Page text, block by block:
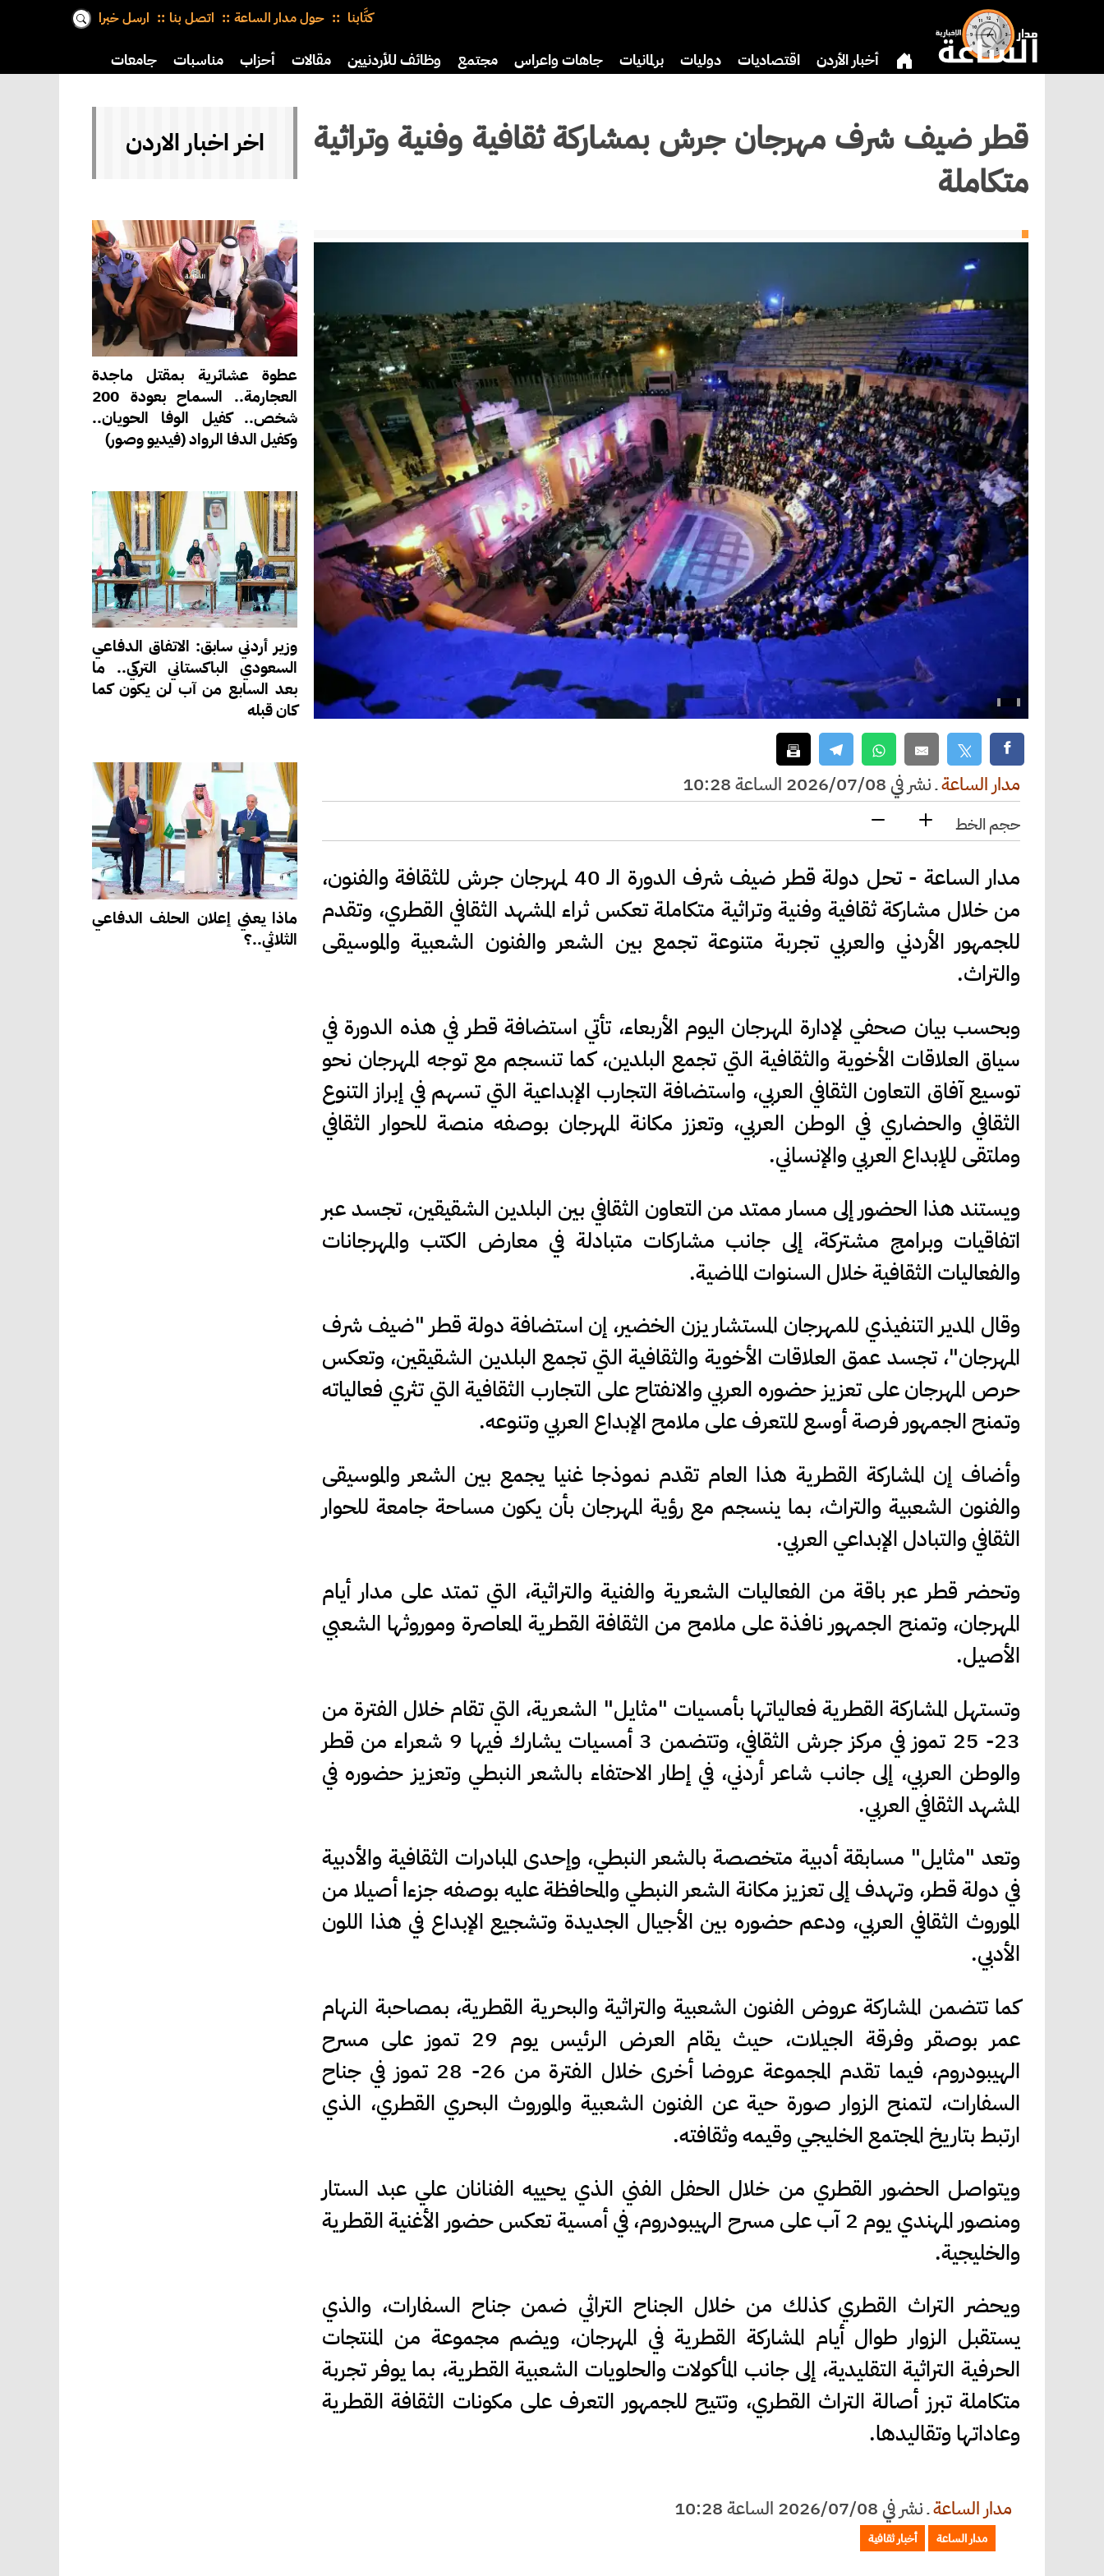
كتَّابنا حول مدار الساعة اتصل بنا ارسل خبرا
أخبار الأردن اقتصاديات دوليات برلمانيات جاهات واعراس مجتمع وظائف للأردنيين مقالات أحزاب مناسبات جامعات
قطر ضيف شرف مهرجان جرش بمشاركة ثقافية وفنية وتراثية
متكاملة
مدار الساعةـنشر في 2026/07/08 الساعة 10:28
حجم الخط
مدار الساعة - تحل دولة قطر ضيف شرف الدورة الـ 40 لمهرجان جرش للثقافة والفنون،
من خلال مشاركة ثقافية وفنية وتراثية متكاملة تعكس ثراء المشهد الثقافي القطري، وتقدم
للجمهور الأردني والعربي تجربة متنوعة تجمع بين الشعر والفنون الشعبية والموسيقى
والتراث.
وبحسب بيان صحفي لإدارة المهرجان اليوم الأربعاء، تأتي استضافة قطر في هذه الدورة في
سياق العلاقات الأخوية والثقافية التي تجمع البلدين، كما تنسجم مع توجه المهرجان نحو
توسيع آفاق التعاون الثقافي العربي، واستضافة التجارب الإبداعية التي تسهم في إبراز التنوع
الثقافي والحضاري في الوطن العربي، وتعزز مكانة المهرجان بوصفه منصة للحوار الثقافي
وملتقى للإبداع العربي والإنساني.
ويستند هذا الحضور إلى مسار ممتد من التعاون الثقافي بين البلدين الشقيقين، تجسد عبر
اتفاقيات وبرامج مشتركة، إلى جانب مشاركات متبادلة في معارض الكتب والمهرجانات
والفعاليات الثقافية خلال السنوات الماضية.
وقال المدير التنفيذي للمهرجان المستشار يزن الخضير، إن استضافة دولة قطر "ضيف شرف
المهرجان"، تجسد عمق العلاقات الأخوية والثقافية التي تجمع البلدين الشقيقين، وتعكس
حرص المهرجان على تعزيز حضوره العربي والانفتاح على التجارب الثقافية التي تثري فعالياته
وتمنح الجمهور فرصة أوسع للتعرف على ملامح الإبداع العربي وتنوعه.
وأضاف إن المشاركة القطرية هذا العام تقدم نموذجا غنيا يجمع بين الشعر والموسيقى
والفنون الشعبية والتراث، بما ينسجم مع رؤية المهرجان بأن يكون مساحة جامعة للحوار
الثقافي والتبادل الإبداعي العربي.
وتحضر قطر عبر باقة من الفعاليات الشعرية والفنية والتراثية، التي تمتد على مدار أيام
المهرجان، وتمنح الجمهور نافذة على ملامح من الثقافة القطرية المعاصرة وموروثها الشعبي
الأصيل.
وتستهل المشاركة القطرية فعالياتها بأمسيات "مثايل" الشعرية، التي تقام خلال الفترة من
23- 25 تموز في مركز جرش الثقافي، وتتضمن 3 أمسيات يشارك فيها 9 شعراء من قطر
والوطن العربي، إلى جانب شاعر أردني، في إطار الاحتفاء بالشعر النبطي وتعزيز حضوره في
المشهد الثقافي العربي.
وتعد "مثايل" مسابقة أدبية متخصصة بالشعر النبطي، وإحدى المبادرات الثقافية والأدبية
في دولة قطر، وتهدف إلى تعزيز مكانة الشعر النبطي والمحافظة عليه بوصفه جزءا أصيلا من
الموروث الثقافي العربي، ودعم حضوره بين الأجيال الجديدة وتشجيع الإبداع في هذا اللون
الأدبي.
كما تتضمن المشاركة عروض الفنون الشعبية والتراثية والبحرية القطرية، بمصاحبة النهام
عمر بوصقر وفرقة الجيلات، حيث يقام العرض الرئيس يوم 29 تموز على مسرح
الهيبودروم، فيما تقدم المجموعة عروضا أخرى خلال الفترة من 26- 28 تموز في جناح
السفارات، لتمنح الزوار صورة حية عن الفنون الشعبية والموروث البحري القطري، الذي
ارتبط بتاريخ المجتمع الخليجي وقيمه وثقافته.
ويتواصل الحضور القطري من خلال الحفل الفني الذي يحييه الفنانان علي عبد الستار
ومنصور المهندي يوم 2 آب على مسرح الهيبودروم، في أمسية تعكس حضور الأغنية القطرية
والخليجية.
ويحضر التراث القطري كذلك من خلال الجناح التراثي ضمن جناح السفارات، والذي
يستقبل الزوار طوال أيام المشاركة القطرية في المهرجان، ويضم مجموعة من المنتجات
الحرفية التراثية التقليدية، إلى جانب المأكولات والحلويات الشعبية القطرية، بما يوفر تجربة
متكاملة تبرز أصالة التراث القطري، وتتيح للجمهور التعرف على مكونات الثقافة القطرية
وعاداتها وتقاليدها.
مدار الساعةـنشر في 2026/07/08 الساعة 10:28
مدار الساعة أخبار ثقافية
اخر اخبار الاردن
عطوة عشائرية بمقتل ماجدة
العجارمة.. السماح بعودة 200
شخص.. كفيل الوفا الحويان..
وكفيل الدفا الرواد (فيديو وصور)
وزير أردني سابق: الاتفاق الدفاعي
السعودي الباكستاني التركي.. ما
بعد السابع من آب لن يكون كما
كان قبله
ماذا يعني إعلان الحلف الدفاعي
الثلاثي..؟